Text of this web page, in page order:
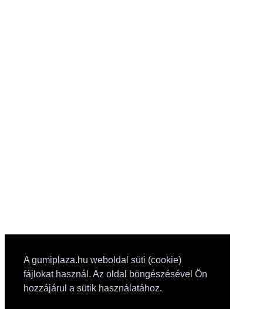
A gumiplaza.hu weboldal süti (cookie)
fájlokat használ. Az oldal böngészésével Ön
hozzájárul a sütik használatához.